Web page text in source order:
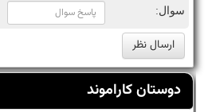
سوال:
دوستان کاراموند